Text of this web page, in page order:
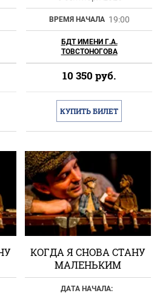
ВРЕМЯ НАЧАЛА 19:00
БДТ ИМЕНИ Г.А.
ТОВСТОНОГОВА
10 350 руб.
КУПИТЬ БИЛЕТ
КОГДА Я СНОВА СТАНУ
МАЛЕНЬКИМ
ДАТА НАЧАЛА: